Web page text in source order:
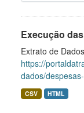
Execução
Extrato de
https://
dados/
CSV HTML